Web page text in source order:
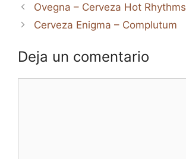
Ovegna – Cerveza Hot Rhythms
Cerveza Enigma – Complutum
Deja un comentario